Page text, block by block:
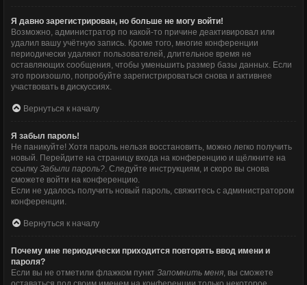
Я давно зарегистрирован, но больше не могу войти!
Возможно, администратор по какой-то причине деактивировал или
удалил вашу учётную запись. Кроме того, многие конференции
периодически удаляют пользователей, длительное время не
оставляющих сообщения, чтобы уменьшить размер базы данных. Если
это произошло, попробуйте зарегистрироваться снова и активнее
участвовать в дискуссиях.
Вернуться к началу
Я забыл пароль!
Не паникуйте! Хотя пароль нельзя восстановить, можно легко получить
новый. Перейдите на страницу входа на конференцию и щёлкните на
ссылку Забыли пароль?. Следуйте инструкциям, и скоро вы снова
сможете войти на конференцию.
Если не удалось получить новый пароль, свяжитесь с администратором
конференции.
Вернуться к началу
Почему мне периодически приходится повторять ввод имени и
пароля?
Если вы не отметили флажком пункт Запомнить меня, вы сможете